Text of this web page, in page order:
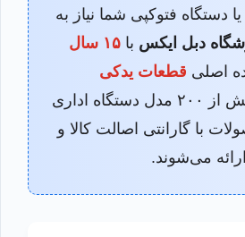
یا دستگاه فتوکپی شما نیاز به
دبل ایکس با
۱۵ سال
اصلی قطعات یدکی
برای بیش از ۲۰۰ مدل دستگاه اداری
با گارانتی اصالت کالا و
می‌شوند.